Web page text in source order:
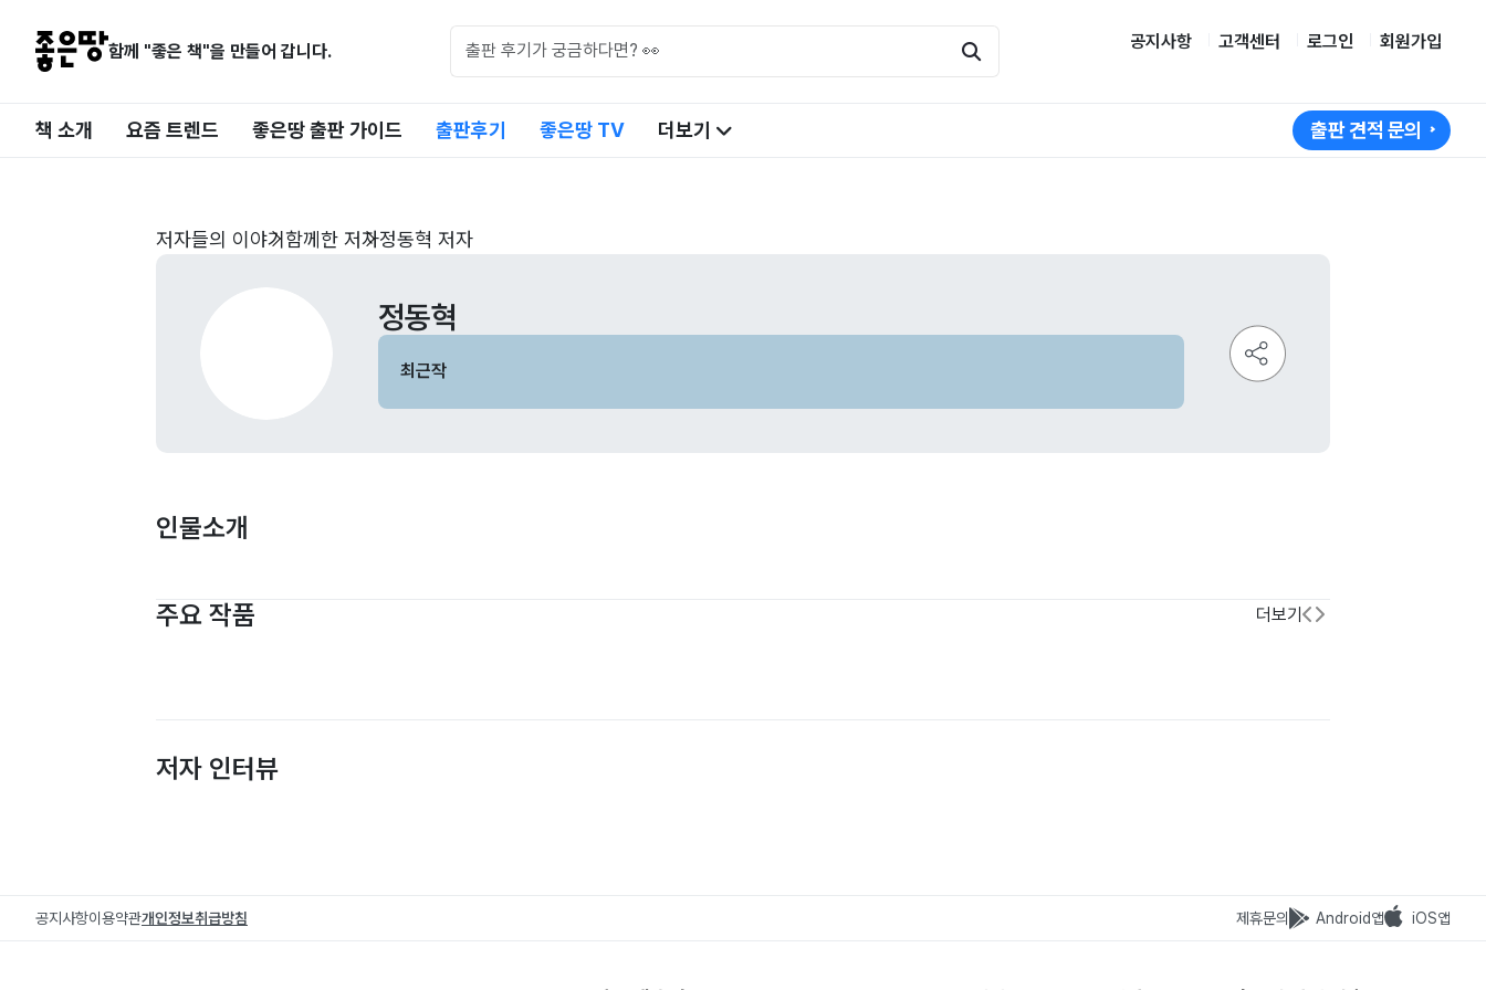
함께 "좋은 책"을 만들어 갑니다. 공지사항 고객센터 로그인 회원가입
책 소개 요즘 트렌드 좋은땅 출판 가이드 출판후기 좋은땅 TV 더보기 출판 견적 문의
저자들의 이야기 함께한 저자정동혁 저자
정동혁
최근작
인물소개
주요 작품 더보기
저자 인터뷰
공지사항이용약관개인정보취급방침 제휴문의 Android앱 iOS앱